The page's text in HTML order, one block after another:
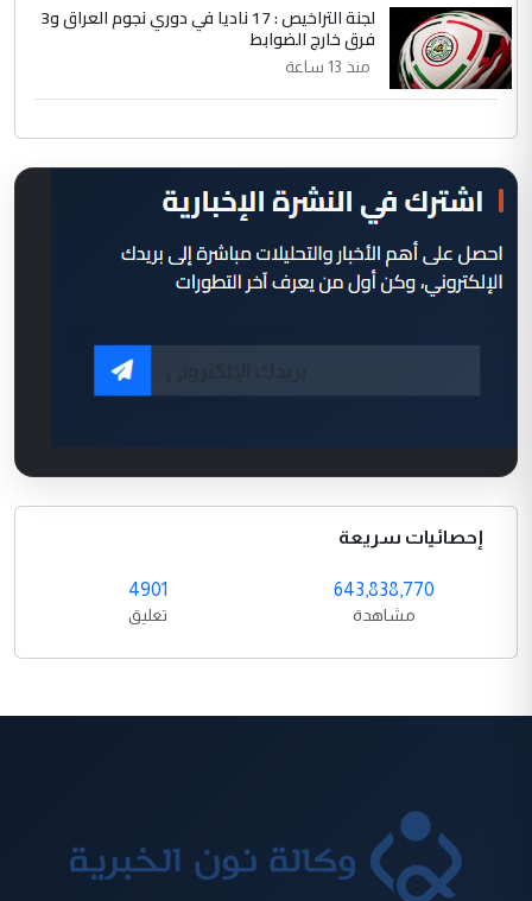
لجنة التراخيص : 17 ناديا في دوري نجوم العراق و3
فرق خارج الضوابط
منذ 13 ساعة
إحصائيات سريعة
643,838,770
مشاهدة
4901
تعليق